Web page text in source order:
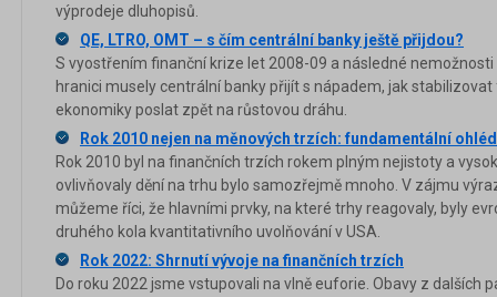
výprodeje dluhopisů.
QE, LTRO, OMT – s čím centrální banky ještě přijdou?
S vyostřením finanční krize let 2008-09 a následné
hranici musely centrální banky přijít s nápadem, jak
ekonomiky poslat zpět na růstovou dráhu.
Rok 2010 nejen na měnových trzích: fundamentální
Rok 2010 byl na finančních trzích rokem plným nejistoty a
ovlivňovaly dění na trhu bylo samozřejmě mnoho. V zájmu
můžeme říci, že hlavními prvky, na které trhy reagovaly, byly
druhého kola kvantitativního uvolňování v USA.
Rok 2022: Shrnutí vývoje na finančních trzích
Do roku 2022 jsme vstupovali na vlně euforie. Obavy z dalších